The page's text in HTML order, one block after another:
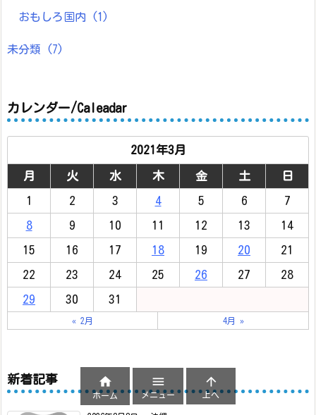
おもしろ国内 (1)
未分類 (7)
カレンダー/Caleadar
2021年3月
月 火 水 木 金 土 日
1 2 3 4 5 6 7
8 9 10 11 12 13 14
15 16 17 18 19 20 21
22 23 24 25 26 27 28
29 30 31
« 2月 4月 »
新着記事 
ホーム

メニュー

上へ